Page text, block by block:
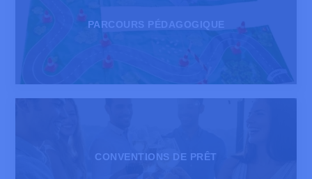
PARCOURS PÉDAGOGIQUE
CONVENTIONS DE PRÊT